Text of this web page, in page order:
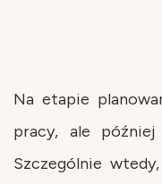
Na etapie
pracy, ale
Szczególnie